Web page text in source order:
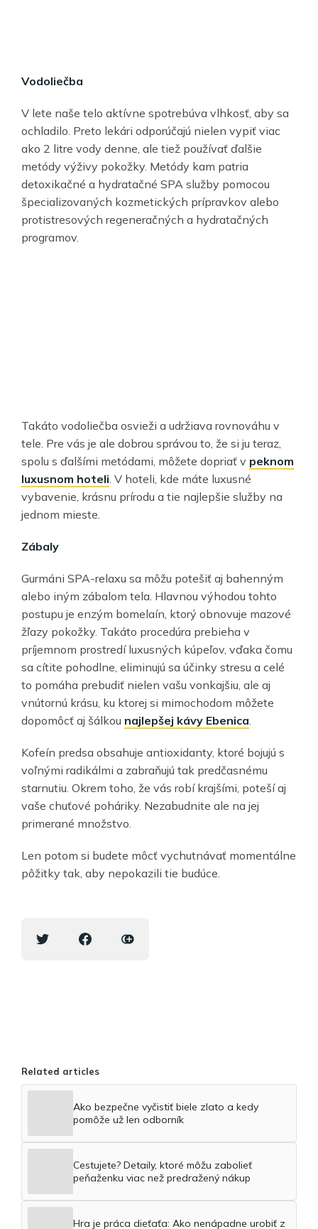
Vodoliečba
V lete naše telo aktívne spotrebúva vlhkosť, aby sa
ochladilo. Preto lekári odporúčajú nielen vypiť viac
ako 2 litre vody denne, ale tiež používať ďalšie
metódy výživy pokožky. Metódy kam patria
detoxikačné a hydratačné SPA služby pomocou
špecializovaných kozmetických prípravkov alebo
protistresových regeneračných a hydratačných
programov.
Takáto vodoliečba osvieži a udržiava rovnováhu v
tele. Pre vás je ale dobrou správou to, že si ju teraz,
spolu s ďalšími metódami, môžete dopriať v peknom
luxusnom hoteli. V hoteli, kde máte luxusné
vybavenie, krásnu prírodu a tie najlepšie služby na
jednom mieste.
Zábaly
Gurmáni SPA-relaxu sa môžu potešiť aj bahenným
alebo iným zábalom tela. Hlavnou výhodou tohto
postupu je enzým bomelaín, ktorý obnovuje mazové
žľazy pokožky. Takáto procedúra prebieha v
príjemnom prostredí luxusných kúpeľov, vďaka čomu
sa cítite pohodlne, eliminujú sa účinky stresu a celé
to pomáha prebudiť nielen vašu vonkajšiu, ale aj
vnútornú krásu, ku ktorej si mimochodom môžete
dopomôcť aj šálkou najlepšej kávy Ebenica.
Kofeín predsa obsahuje antioxidanty, ktoré bojujú s
voľnými radikálmi a zabraňujú tak predčasnému
starnutiu. Okrem toho, že vás robí krajšími, poteší aj
vaše chuťové poháriky. Nezabudnite ale na jej
primerané množstvo.
Len potom si budete môcť vychutnávať momentálne
pôžitky tak, aby nepokazili tie budúce.
Related articles
Ako bezpečne vyčistiť biele zlato a kedy
pomôže už len odborník
Cestujete? Detaily, ktoré môžu zabolieť
peňaženku viac než predražený nákup
Hra je práca dieťaťa: Ako nenápadne urobiť z